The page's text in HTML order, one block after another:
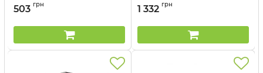
503 грн 1 332 грн